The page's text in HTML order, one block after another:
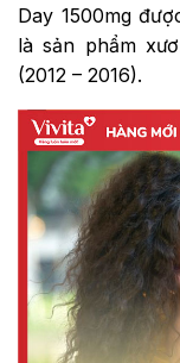
Day 1500mg
là sản phẩm
(2012 – 2016).